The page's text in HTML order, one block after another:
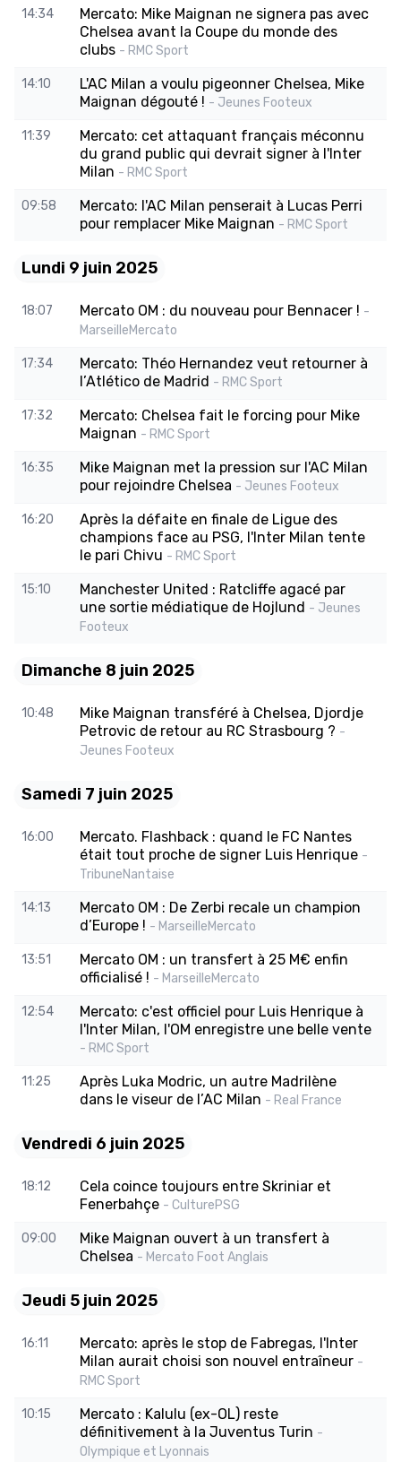
14:34
Mercato: Mike Maignan ne signera pas avec
Chelsea avant la Coupe du monde des
clubs - RMC Sport
14:10
L'AC Milan a voulu pigeonner Chelsea, Mike
Maignan dégouté ! - Jeunes Footeux
11:39
Mercato: cet attaquant français méconnu
du grand public qui devrait signer à l'Inter
Milan - RMC Sport
09:58
Mercato: l'AC Milan penserait à Lucas Perri
pour remplacer Mike Maignan - RMC Sport
Lundi 9 juin 2025
18:07 Mercato OM : du nouveau pour Bennacer ! -
MarseilleMercato
17:34
Mercato: Théo Hernandez veut retourner à
l’Atlético de Madrid - RMC Sport
17:32
Mercato: Chelsea fait le forcing pour Mike
Maignan - RMC Sport
16:35
Mike Maignan met la pression sur l'AC Milan
pour rejoindre Chelsea - Jeunes Footeux
16:20
Après la défaite en finale de Ligue des
champions face au PSG, l'Inter Milan tente
le pari Chivu - RMC Sport
15:10
Manchester United : Ratcliffe agacé par
une sortie médiatique de Hojlund - Jeunes
Footeux
Dimanche 8 juin 2025
10:48
Mike Maignan transféré à Chelsea, Djordje
Petrovic de retour au RC Strasbourg ? -
Jeunes Footeux
Samedi 7 juin 2025
16:00
Mercato. Flashback : quand le FC Nantes
était tout proche de signer Luis Henrique -
TribuneNantaise
14:13
Mercato OM : De Zerbi recale un champion
d’Europe ! - MarseilleMercato
13:51
Mercato OM : un transfert à 25 M€ enfin
officialisé ! - MarseilleMercato
12:54
Mercato: c'est officiel pour Luis Henrique à
l'Inter Milan, l'OM enregistre une belle vente
- RMC Sport
11:25
Après Luka Modric, un autre Madrilène
dans le viseur de l’AC Milan - Real France
Vendredi 6 juin 2025
18:12
Cela coince toujours entre Skriniar et
Fenerbahçe - CulturePSG
09:00
Mike Maignan ouvert à un transfert à
Chelsea - Mercato Foot Anglais
Jeudi 5 juin 2025
16:11
Mercato: après le stop de Fabregas, l'Inter
Milan aurait choisi son nouvel entraîneur -
RMC Sport
10:15
Mercato : Kalulu (ex-OL) reste
définitivement à la Juventus Turin -
Olympique et Lyonnais